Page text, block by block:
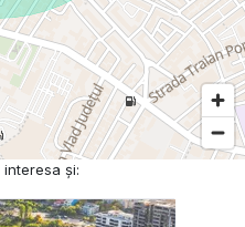
și: